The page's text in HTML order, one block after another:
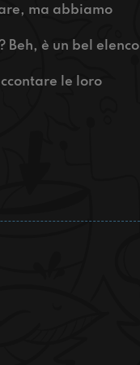
ma abbiamo
Beh, è un bel elenco
le loro